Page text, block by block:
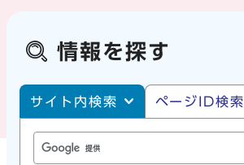
情報を探す
サイト内・ページID検索
サイト内検索 ページID検索